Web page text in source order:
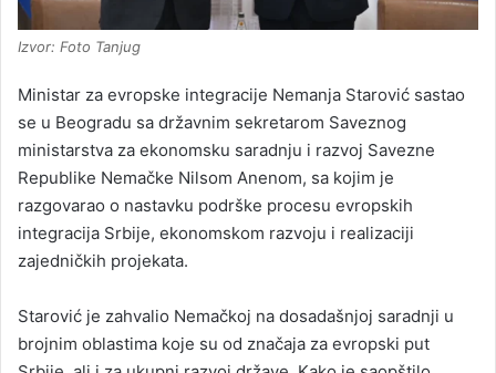
Izvor: Foto Tanjug
Ministar za evropske integracije Nemanja Starović sastao
se u Beogradu sa državnim sekretarom Saveznog
ministarstva za ekonomsku saradnju i razvoj Savezne
Republike Nemačke Nilsom Anenom, sa kojim je
razgovarao o nastavku podrške procesu evropskih
integracija Srbije, ekonomskom razvoju i realizaciji
zajedničkih projekata.
Starović je zahvalio Nemačkoj na dosadašnjoj saradnji u
brojnim oblastima koje su od značaja za evropski put